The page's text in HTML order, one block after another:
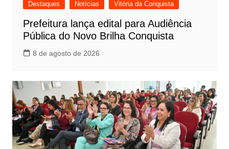
Destaques Notícias Vitória da Conquista
Prefeitura lança edital para Audiência
Pública do Novo Brilha Conquista
8 de agosto de 2026